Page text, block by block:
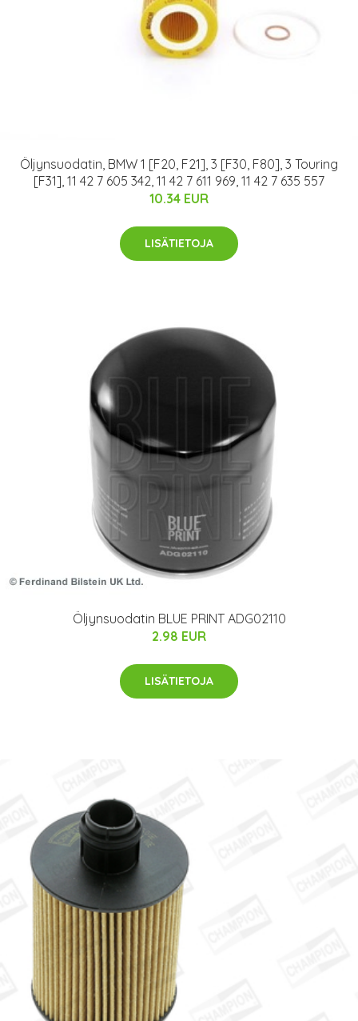
Öljynsuodatin, BMW 1 [F20, F21], 3 [F30, F80], 3 Touring
[F31], 11 42 7 605 342, 11 42 7 611 969, 11 42 7 635 557
10.34 EUR
LISÄTIETOJA
Öljynsuodatin BLUE PRINT ADG02110
2.98 EUR
LISÄTIETOJA